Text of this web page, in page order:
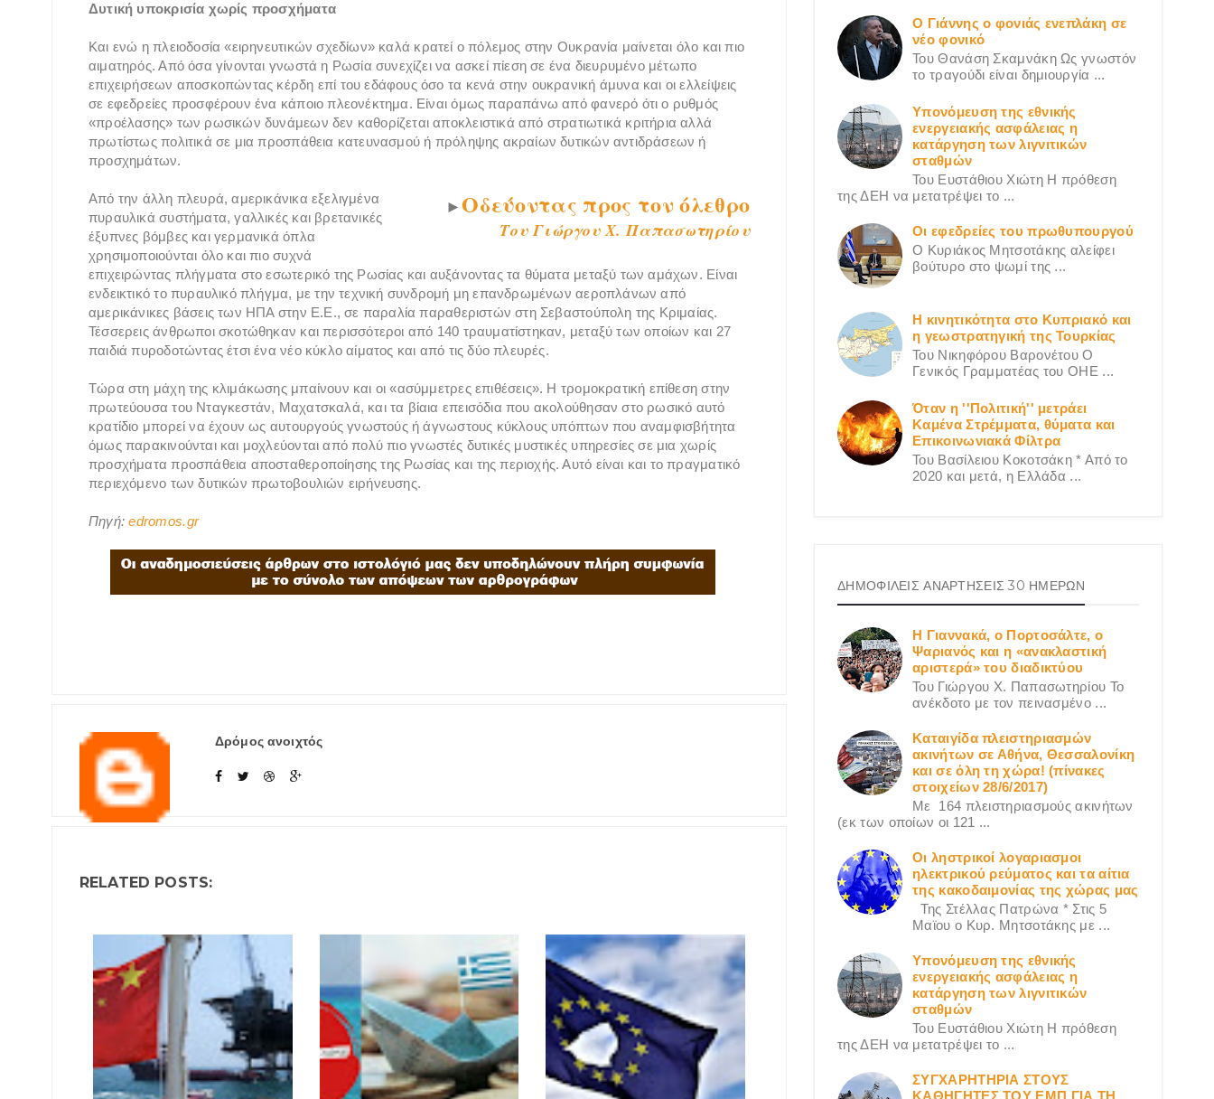
Δυτική υποκρισία χωρίς προσχήματα
Και ενώ η πλειοδοσία «ειρηνευτικών σχεδίων» καλά κρατεί ο πόλεμος στην Ουκρανία μαίνεται όλο και πιο
αιματηρός. Από όσα γίνονται γνωστά η Ρωσία συνεχίζει να ασκεί πίεση σε ένα διευρυμένο μέτωπο
επιχειρήσεων αποσκοπώντας κέρδη επί του εδάφους όσο τα κενά στην ουκρανική άμυνα και οι ελλείψεις
σε εφεδρείες προσφέρουν ένα κάποιο πλεονέκτημα. Είναι όμως παραπάνω από φανερό ότι ο ρυθμός
«προέλασης» των ρωσικών δυνάμεων δεν καθορίζεται αποκλειστικά από στρατιωτικά κριτήρια αλλά
πρωτίστως πολιτικά σε μια προσπάθεια κατευνασμού ή πρόληψης ακραίων δυτικών αντιδράσεων ή
προσχημάτων.
►Οδεύοντας προς τον όλεθρο
Του Γιώργου X. Παπασωτηρίου
Από την άλλη πλευρά, αμερικάνικα εξελιγμένα
πυραυλικά συστήματα, γαλλικές και βρετανικές
έξυπνες βόμβες και γερμανικά όπλα
χρησιμοποιούνται όλο και πιο συχνά
επιχειρώντας πλήγματα στο εσωτερικό της Ρωσίας και αυξάνοντας τα θύματα μεταξύ των αμάχων. Είναι
ενδεικτικό το πυραυλικό πλήγμα, με την τεχνική συνδρομή μη επανδρωμένων αεροπλάνων από
αμερικάνικες βάσεις των ΗΠΑ στην Ε.Ε., σε παραλία παραθεριστών στη Σεβαστούπολη της Κριμαίας.
Τέσσερεις άνθρωποι σκοτώθηκαν και περισσότεροι από 140 τραυματίστηκαν, μεταξύ των οποίων και 27
παιδιά πυροδοτώντας έτσι ένα νέο κύκλο αίματος και από τις δύο πλευρές.
Τώρα στη μάχη της κλιμάκωσης μπαίνουν και οι «ασύμμετρες επιθέσεις». Η τρομοκρατική επίθεση στην
πρωτεύουσα του Νταγκεστάν, Μαχατσκαλά, και τα βίαια επεισόδια που ακολούθησαν στο ρωσικό αυτό
κρατίδιο μπορεί να έχουν ως αυτουργούς γνωστούς ή άγνωστους κύκλους υπόπτων που αναμφισβήτητα
όμως παρακινούνται και μοχλεύονται από πολύ πιο γνωστές δυτικές μυστικές υπηρεσίες σε μια χωρίς
προσχήματα προσπάθεια αποσταθεροποίησης της Ρωσίας και της περιοχής. Αυτό είναι και το πραγματικό
περιεχόμενο των δυτικών πρωτοβουλιών ειρήνευσης.
Πηγή:edromos.gr
Δρόμος ανοιχτός
RELATED POSTS:
Ο Γιάννης ο φονιάς ενεπλάκη σε
νέο φονικό
Του Θανάση Σκαμνάκη Ως γνωστόν
το τραγούδι είναι δημιουργία ...
Υπονόμευση της εθνικής
ενεργειακής ασφάλειας η
κατάργηση των λιγνιτικών
σταθμών
Του Ευστάθιου Χιώτη Η πρόθεση
της ΔΕΗ να μετατρέψει το ...
Οι εφεδρείες του πρωθυπουργού
Ο Κυριάκος Μητσοτάκης αλείφει
βούτυρο στο ψωμί της ...
Η κινητικότητα στο Κυπριακό και
η γεωστρατηγική της Τουρκίας
Του Νικηφόρου Βαρονέτου Ο
Γενικός Γραμματέας του ΟΗΕ ...
Όταν η ''Πολιτική'' μετράει
Καμένα Στρέμματα, θύματα και
Επικοινωνιακά Φίλτρα
Του Βασίλειου Κοκοτσάκη * Από το
2020 και μετά, η Ελλάδα ...
ΔΗΜΟΦΙΛΕΙΣ ΑΝΑΡΤΗΣΕΙΣ 30 ΗΜΕΡΩΝ
Η Γιαννακά, ο Πορτοσάλτε, ο
Ψαριανός και η «ανακλαστική
αριστερά» του διαδικτύου
Του Γιώργου X. Παπασωτηρίου Το
ανέκδοτο με τον πεινασμένο ...
Καταιγίδα πλειστηριασμών
ακινήτων σε Αθήνα, Θεσσαλονίκη
και σε όλη τη χώρα! (πίνακες
στοιχείων 28/6/2017)
Με 164 πλειστηριασμούς ακινήτων
(εκ των οποίων οι 121 ...
Οι ληστρικοί λογαριασμοι
ηλεκτρικού ρεύματος και τα αίτια
της κακοδαιμονίας της χώρας μας
Της Στέλλας Πατρώνα * Στις 5
Μαϊου ο Κυρ. Μητσοτάκης με ...
Υπονόμευση της εθνικής
ενεργειακής ασφάλειας η
κατάργηση των λιγνιτικών
σταθμών
Του Ευστάθιου Χιώτη Η πρόθεση
της ΔΕΗ να μετατρέψει το ...
ΣΥΓΧΑΡΗΤΗΡΙΑ ΣΤΟΥΣ
ΚΑΘΗΓΗΤΕΣ ΤΟΥ ΕΜΠ ΓΙΑ ΤΗ